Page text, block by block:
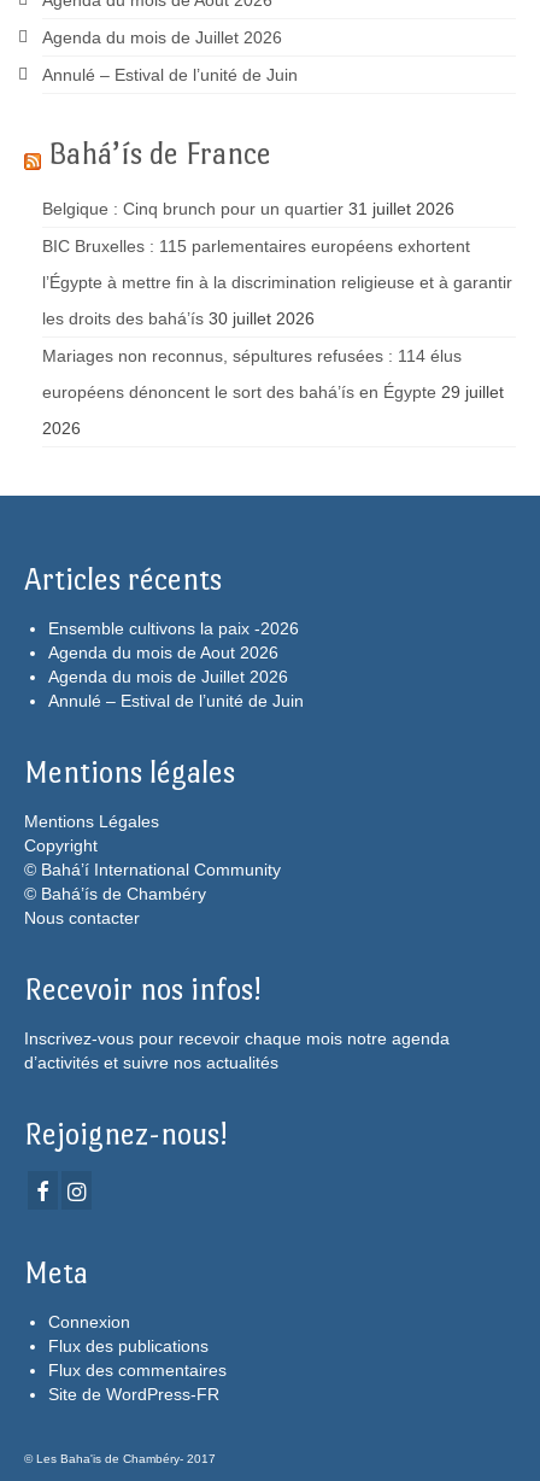
Agenda du mois de Juillet 2026
Annulé – Estival de l’unité de Juin
Bahá’ís de France
Belgique : Cinq brunch pour un quartier 31 juillet 2026
BIC Bruxelles : 115 parlementaires européens exhortent
l’Égypte à mettre fin à la discrimination religieuse et à garantir
les droits des bahá’ís 30 juillet 2026
Mariages non reconnus, sépultures refusées : 114 élus
européens dénoncent le sort des bahá’ís en Égypte 29 juillet
2026
Articles récents
Ensemble cultivons la paix -2026
Agenda du mois de Aout 2026
Agenda du mois de Juillet 2026
Annulé – Estival de l’unité de Juin
Mentions légales
Mentions Légales
Copyright
© Bahá’í International Community
© Bahá’ís de Chambéry
Nous contacter
Recevoir nos infos!
Inscrivez-vous pour recevoir chaque mois notre agenda
d’activités et suivre nos actualités
Rejoignez-nous!
Meta
Connexion
Flux des publications
Flux des commentaires
Site de WordPress-FR
© Les Baha'is de Chambéry- 2017